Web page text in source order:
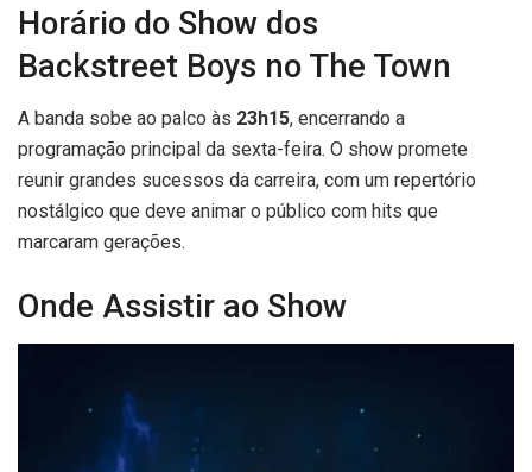
Horário do Show dos
Backstreet Boys no The Town
A banda sobe ao palco às 23h15, encerrando a
programação principal da sexta-feira. O show promete
reunir grandes sucessos da carreira, com um repertório
nostálgico que deve animar o público com hits que
marcaram gerações.
Onde Assistir ao Show